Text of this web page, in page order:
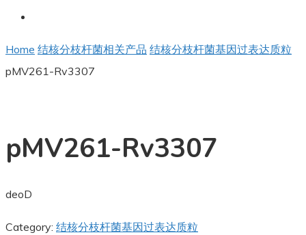
Home 结核分枝杆菌相关产品 结核分枝杆菌基因过表达质粒
pMV261-Rv3307
pMV261-Rv3307
deoD
Category: 结核分枝杆菌基因过表达质粒